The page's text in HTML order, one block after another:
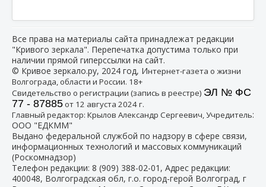
Все права на материалы сайта принадлежат редакции
"Кривого зеркала". Перепечатка допустима только при
наличии прямой гиперссылки на сайт.
© Кривое зеркало.ру, 2024 год, Интернет-газета о жизни
Волгограда, области и России. 18+
Свидетельство о регистрации (запись в реестре) ЭЛ № ФС
77 - 87885от 12 августа 2024 г.
Главный редактор: Крылов Александр Сергеевич, Учредитель:
ООО "ЕДКММ"
Выдано федеральной службой по надзору в сфере связи,
информационных технологий и массовых коммуникаций
(Роскомнадзор)
Телефон редакции: 8 (909) 388-02-01 , Адрес редакции:
400048, Волгоградская обл, г.о. город-герой Волгоград, г